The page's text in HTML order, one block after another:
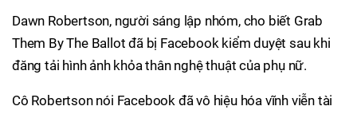
Dawn Robertson, người sáng lập nhóm, cho biết Grab
Them By The Ballot đã bị Facebook kiểm duyệt sau khi
đăng tải hình ảnh khỏa thân nghệ thuật của phụ nữ.
Cô Robertson nói Facebook đã vô hiệu hóa vĩnh viễn tài